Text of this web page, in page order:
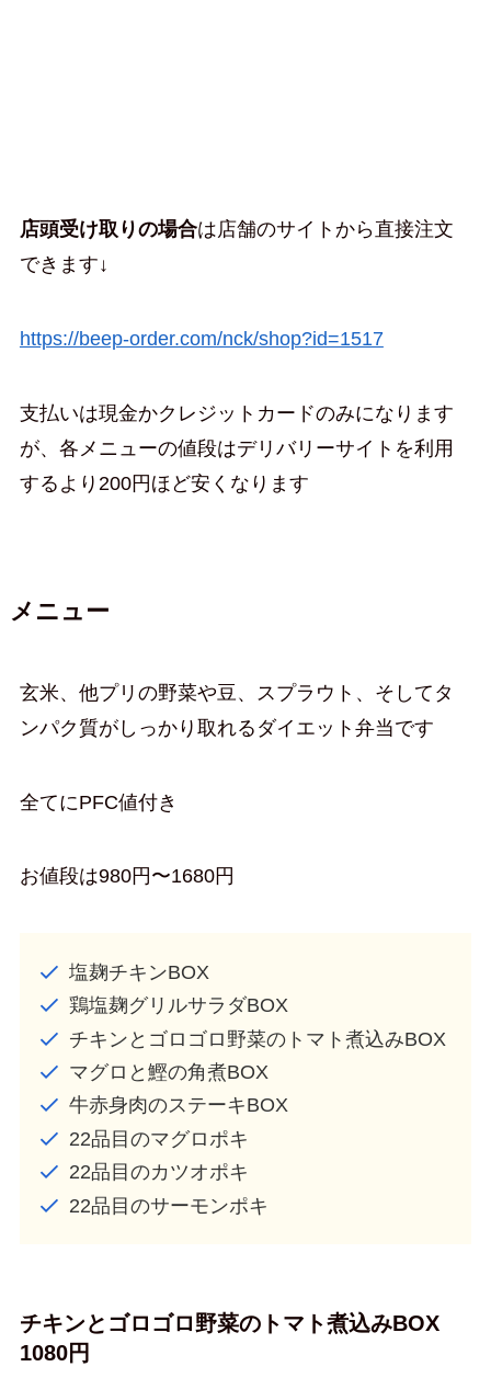
店頭受け取りの場合は店舗のサイトから直接注文
できます↓
https://beep-order.com/nck/shop?id=1517
支払いは現金かクレジットカードのみになります
が、各メニューの値段はデリバリーサイトを利用
するより200円ほど安くなります
メニュー
玄米、他プリの野菜や豆、スプラウト、そしてタ
ンパク質がしっかり取れるダイエット弁当です
全てにPFC値付き
お値段は980円〜1680円
塩麹チキンBOX
鶏塩麹グリルサラダBOX
チキンとゴロゴロ野菜のトマト煮込みBOX
マグロと鰹の角煮BOX
牛赤身肉のステーキBOX
22品目のマグロポキ
22品目のカツオポキ
22品目のサーモンポキ
チキンとゴロゴロ野菜のトマト煮込みBOX
1080円